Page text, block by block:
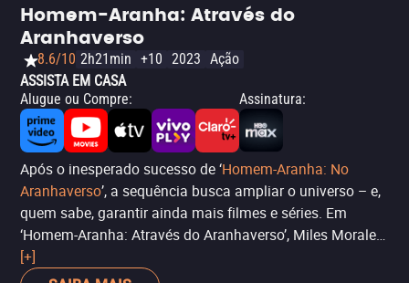
Homem-Aranha: Através do
Aranhaverso
8.6/10 2h21min +10 2023 Ação
ASSISTA EM CASA
Alugue ou Compre: Assinatura:
Após o inesperado sucesso de ‘Homem-Aranha: No
Aranhaverso’, a sequência busca ampliar o universo – e,
quem sabe, garantir ainda mais filmes e séries. Em
‘Homem-Aranha: Através do Aranhaverso’, Miles Morales,
queridinho do público e que consegue ser ainda mais
divertido e interessante do que Peter Parker, está
[+]